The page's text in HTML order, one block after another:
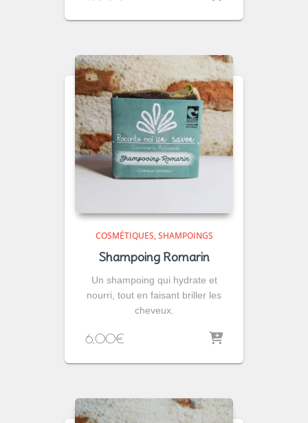
COSMÉTIQUES SHAMPOINGS
Shampoing Romarin
Un shampoing qui hydrate et
nourri, tout en faisant briller les
cheveux.
6,00€